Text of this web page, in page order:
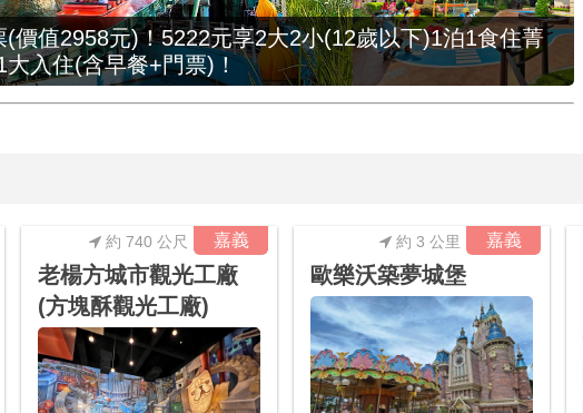
值2958元)！5222元享2大2小(12歲以下)1泊1食住菁
入住(含早餐+門票)！
嘉義
約 740 公尺
老楊方城市觀光工廠
(方塊酥觀光工廠)
嘉義
約 3 公里
歐樂沃築夢城堡